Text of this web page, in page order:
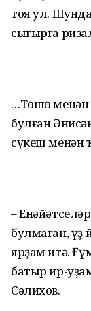
тоя ул.
сығырға
…Төшө менән
булған
сүкеш менән
–
булмаған, үҙ
ярҙам итә.
батыр ир-
Сәлихов.